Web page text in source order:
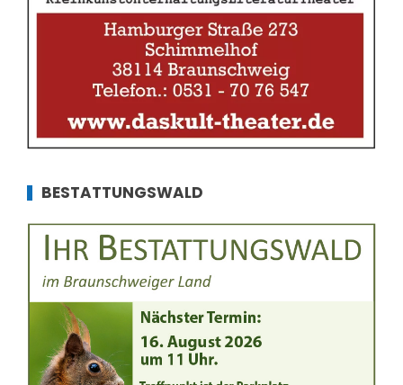
BESTATTUNGSWALD